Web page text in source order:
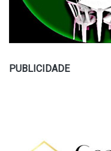
PUBLICIDADE